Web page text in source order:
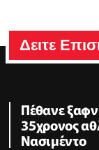
Δειτε
Πέθανε
35χρονος
Νασιμέντο